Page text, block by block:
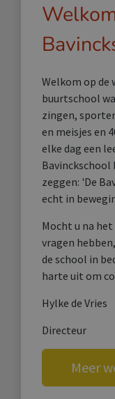
Welkom op de
buurtschool
zingen,
en meisjes en
elke dag een
Bavinckschool
zeggen: 'De
echt in
Mocht u na
vragen
de school in
harte uit om
Hylke de Vries
Directeur
Meer